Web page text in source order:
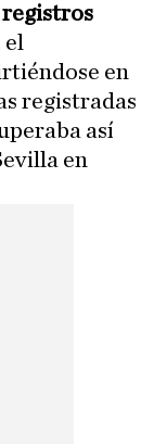
registros
en
registradas
así
en